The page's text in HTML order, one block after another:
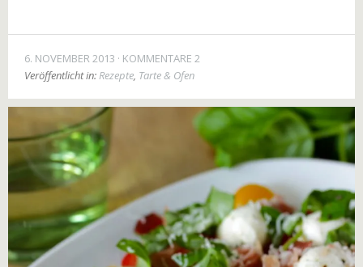
6. NOVEMBER 2013
KOMMENTARE 2
Veröffentlicht in:Rezepte, Tarte & Ofen